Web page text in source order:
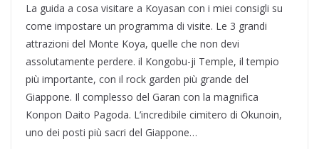
La guida a cosa visitare a Koyasan con i miei consigli su
come impostare un programma di visite. Le 3 grandi
attrazioni del Monte Koya, quelle che non devi
assolutamente perdere. il Kongobu-ji Temple, il tempio
più importante, con il rock garden più grande del
Giappone. Il complesso del Garan con la magnifica
Konpon Daito Pagoda. L’incredibile cimitero di Okunoin,
uno dei posti più sacri del Giappone…